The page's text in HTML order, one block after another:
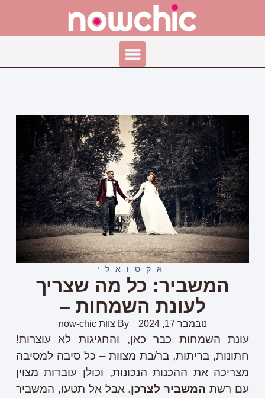
אקטואלי
המשביר: כל מה שצריך
לעונת השמחות –
נובמבר 17, 2024 By צוות now-chic
עונת השמחות כבר כאן, והחגיגות לא עוצרות!
חתונות, בריתות, בר/בת מצוות – כל סיבה למסיבה
מצריכה את ההכנות הנכונות, וכולן עובדות מצוין
עם רשת המשביר לצרכן. אבל אל תטעו, המשביר